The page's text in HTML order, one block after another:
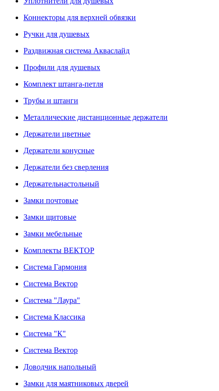
Коннекторы для верхней обвязки
Ручки для душевых
Раздвижная система Акваслайд
Профили для душевых
Комплект штанга-петля
Трубы и штанги
Металлические дистанционные держатели
Держатели цветные
Держатели конусные
Держатели без сверления
Держательнастольный
Замки почтовые
Замки щитовые
Замки мебельные
Комплекты ВЕКТОР
Система Гармония
Система Вектор
Система "Лаура"
Система Классика
Система "К"
Система Вектор
Доводчик напольный
Замки для маятниковых дверей